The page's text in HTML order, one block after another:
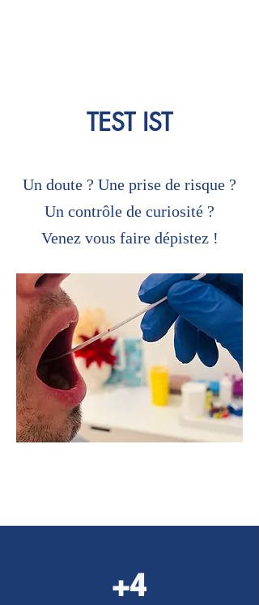
TEST IST
Un doute ? Une prise de risque ?
Un contrôle de curiosité ?
Venez vous faire dépistez !
+4